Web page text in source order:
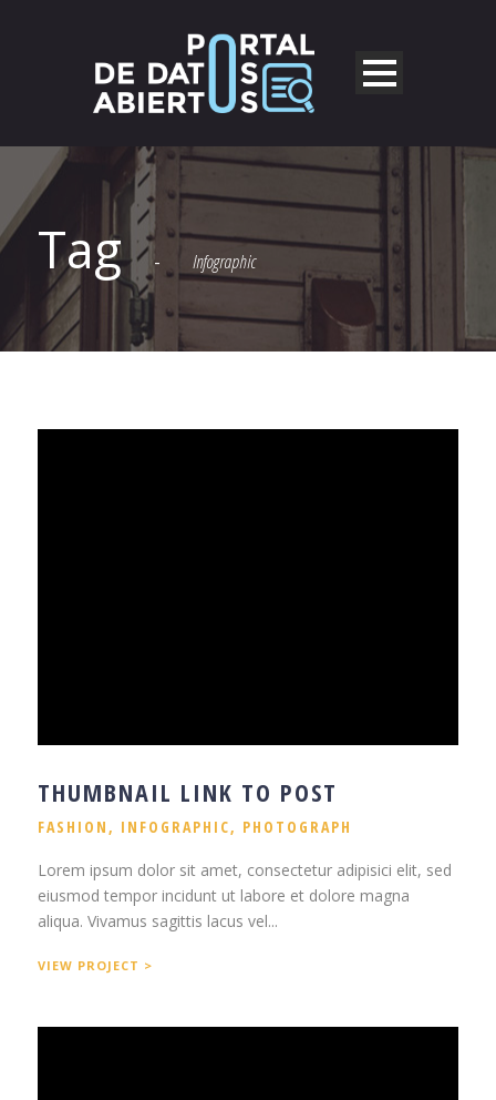
Tag - Infographic
THUMBNAIL LINK TO POST
FASHION, INFOGRAPHIC, PHOTOGRAPH
Lorem ipsum dolor sit amet, consectetur adipisici elit, sed
eiusmod tempor incidunt ut labore et dolore magna
aliqua. Vivamus sagittis lacus vel...
VIEW PROJECT >